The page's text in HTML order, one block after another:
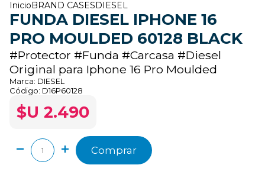
Inicio BRAND CASES DIESEL
FUNDA DIESEL IPHONE 16
PRO MOULDED 60128 BLACK
#Protector #Funda #Carcasa #Diesel
Original para Iphone 16 Pro Moulded
Marca: DIESEL
Código: D16P60128
$U 2.490
Comprar